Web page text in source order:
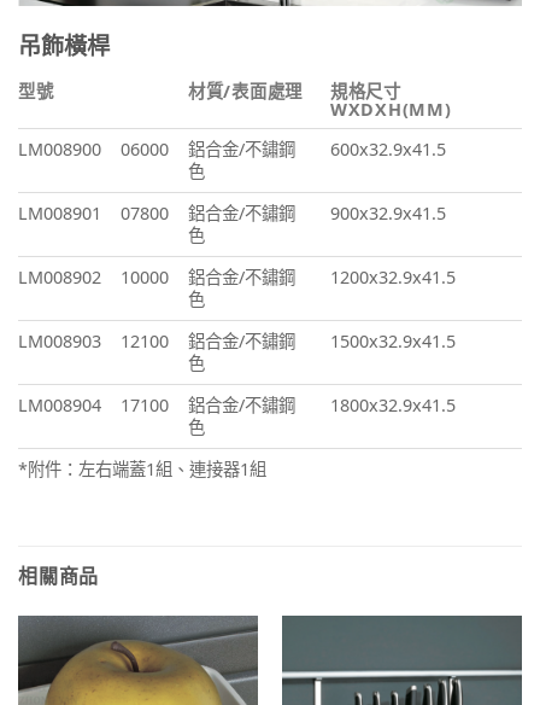
吊飾橫桿
型號 材質/表面處理 規格尺寸
WXDXH(MM)
LM008900
06000
鋁合金/不鏽鋼
色
600x32.9x41.5
LM008901 07800
鋁合金/不鏽鋼
色
900x32.9x41.5
LM008902 10000
鋁合金/不鏽鋼
色
1200x32.9x41.5
LM008903 12100
鋁合金/不鏽鋼
色
1500x32.9x41.5
LM008904 17100
鋁合金/不鏽鋼
色
1800x32.9x41.5
*附件：左右端蓋1組、連接器1組
相關商品